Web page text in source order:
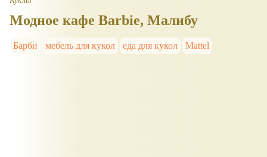
Модное кафе Barbie, Малибу
Барби мебель для кукол еда для кукол Mattel